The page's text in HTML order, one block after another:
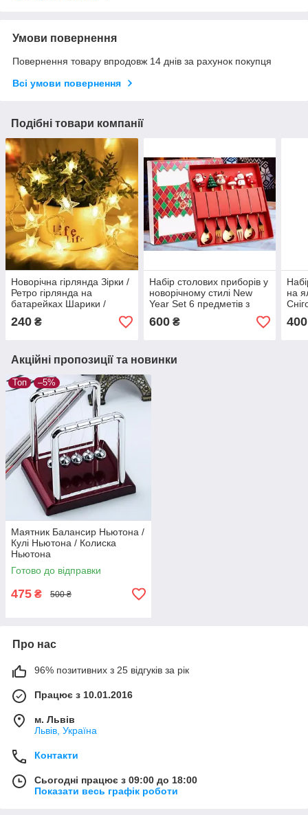
Умови повернення
Повернення товару впродовж 14 днів за рахунок покупця
Всі умови повернення
Подібні товари компанії
Новорічна гірлянда Зірки /
Ретро гірлянда на
батарейках Шарики /
Світлодіодна гірлянда /
Гірлянда кулі 1,5 м 10 шт
240 ₴
Набір столових приборів у
новорічному стилі New
Year Set 6 предметів з
підвісками Золотисті
600₴
на
400
Акційні пропозиції та новинки
Топ –5%
Маятник Балансир Ньютона /
Кулі Ньютона / Колиска
Ньютона
Готово до відправки
475 ₴ 500 ₴
Про нас
96% позитивних з 25 відгуків за рік
Працює з 10.01.2016
м. Львів
Львів, Україна
Контакти
Сьогодні працює з 09:00 до 18:00
Показати весь графік роботи